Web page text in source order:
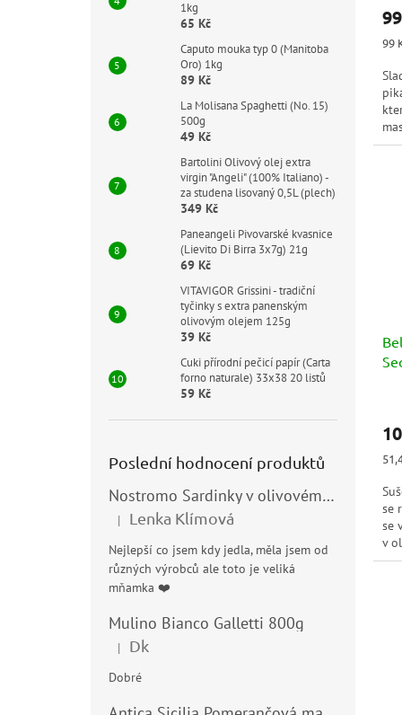
1kg
65 Kč
Caputo mouka typ 0 (Manitoba
Oro) 1kg
89 Kč
La Molisana Spaghetti (No. 15)
500g
49 Kč
Bartolini Olivový olej extra
virgin "Angeli" (100% Italiano) -
za studena lisovaný 0,5L (plech)
349 Kč
Paneangeli Pivovarské kvasnice
(Lievito Di Birra 3x7g) 21g
69 Kč
VITAVIGOR Grissini - tradiční
tyčinky s extra panenským
olivovým olejem 125g
39 Kč
Cuki přírodní pečicí papír (Carta
forno naturale) 33x38 20 listů
59 Kč
Poslední hodnocení produktů
Nostromo Sardinky v olivovém oleji (Sardine all’Olio di Oliva) 120g
Hodnocení produktu je 5 z 5 hvězdiček.
| Lenka Klímová
Nejlepší co jsem kdy jedla, měla jsem od
různých výrobců ale toto je veliká
mňamka ❤️
Mulino Bianco Galletti 800g
Hodnocení produktu je 5 z 5 hvězdiček.
| Dk
Dobré
99
5,0
z
se
se
v